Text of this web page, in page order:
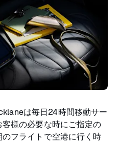
は毎日24時間移動サー
様の必要な時にご指定の
フライトで空港に行く時